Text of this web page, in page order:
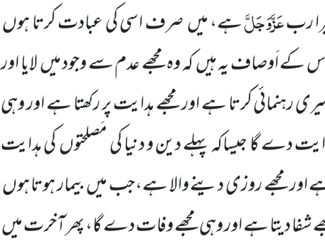
ربعَزَّوَجَلَّہے، میں صرف اسی کی عبادت کرتا ہوں
کے اَوصاف یہ ہیں کہ وہ مجھے عدم سے وجود میں لایا اور
رہنمائی کرتا ہے اور مجھے ہدایت پر رکھتا ہے اور وہی
دے گا جیساکہ پہلے دین و دنیا کی مَصلحتوں کی ہدایت
ہے اور مجھے روزی دینے والا ہے،جب میں بیمار ہوتا ہوں
دیتا ہے اور وہی مجھے وفات دے گا، پھر آخرت میں